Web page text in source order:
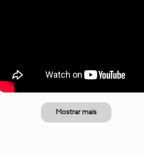
Mostrar mais